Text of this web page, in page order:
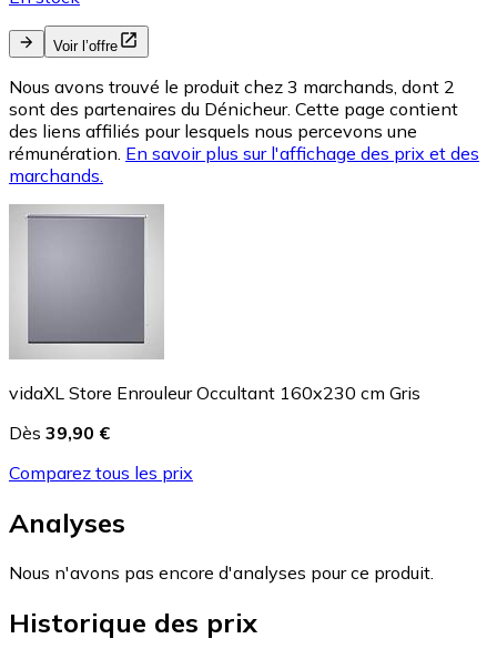
Voir l’offre
Nous avons trouvé le produit chez 3 marchands, dont 2
sont des partenaires du Dénicheur. Cette page contient
des liens affiliés pour lesquels nous percevons une
rémunération. En savoir plus sur l'affichage des prix et des
marchands.
vidaXL Store Enrouleur Occultant 160x230 cm Gris
Dès 39,90 €
Comparez tous les prix
Analyses
Nous n'avons pas encore d'analyses pour ce produit.
Historique des prix